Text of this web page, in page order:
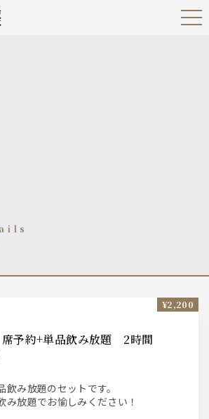
Open
Navig
飲み放題のセットです。
み放題でお愉しみください！
¥2,200